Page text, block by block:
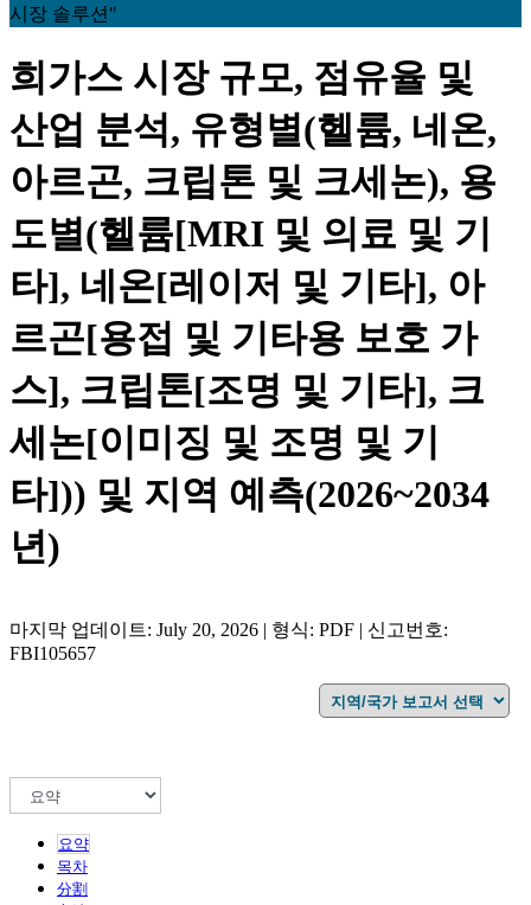
시장 솔루션"
희가스 시장 규모, 점유율 및
산업 분석, 유형별(헬륨, 네온,
아르곤, 크립톤 및 크세논), 용
도별(헬륨[MRI 및 의료 및 기
타], 네온[레이저 및 기타], 아
르곤[용접 및 기타용 보호 가
스], 크립톤[조명 및 기타], 크
세논[이미징 및 조명 및 기
타])) 및 지역 예측(2026~2034
년)
마지막 업데이트: July 20, 2026 | 형식: PDF | 신고번호:
FBI105657
요약
목차
分割